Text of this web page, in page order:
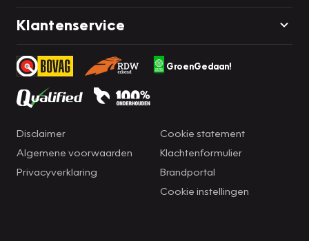
Klantenservice
GroenGedaan!
Disclaimer
Algemene voorwaarden
Privacyverklaring
Cookie statement
Klachtenformulier
Brandportal
Cookie instellingen